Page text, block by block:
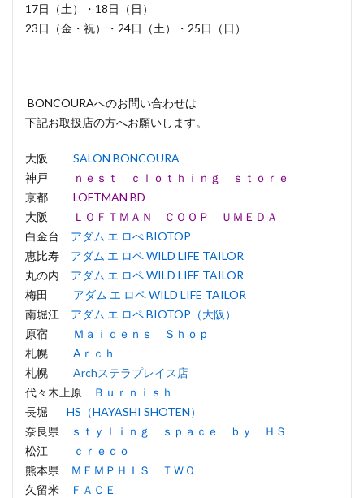
17日（土）・18日（日）
23日（金・祝）・24日（土）・25日（日）
BONCOURAへのお問い合わせは
下記お取扱店の方へお願いします。
大阪 SALON BONCOURA
神戸
ｎｅｓｔ ｃｌｏｔｈｉｎｇ ｓｔｏｒｅ
京都 LOFTMAN BD
大阪
ＬＯＦＴＭＡＮ ＣＯＯＰ ＵＭＥＤＡ
白金台 アダム エ ロぺ BIOTOP
恵比寿 アダム エ ロペ WILD LIFE TAILOR
丸の内 アダム エ ロペ WILD LIFE TAILOR
梅田 アダム エ ロペ WILD LIFE TAILOR
南堀江 アダム エ ロペ BIOTOP（大阪）
原宿
Ｍａｉｄｅｎｓ Ｓｈｏｐ
札幌 Aｒｃｈ
札幌 Archステラプレイス店
代々木上原
Ｂｕｒｎｉｓｈ
長堀 HS（HAYASHI SHOTEN）
奈良県
ｓｔｙｌｉｎｇ ｓｐａｃｅ ｂｙ ＨＳ
松江
ｃｒｅｄｏ
熊本県
ＭＥＭＰＨＩＳ ＴＷＯ
久留米
ＦＡＣＥ